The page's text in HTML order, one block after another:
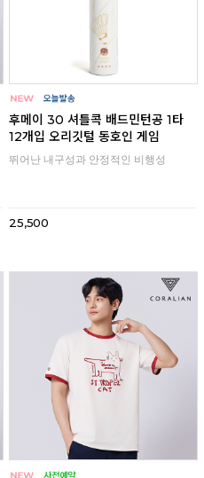
후메이 30 셔틀콕 배드민턴공 1타
12개입 오리깃털 동호인 게임
뛰어난 내구성과 안정적인 비행성
25,500